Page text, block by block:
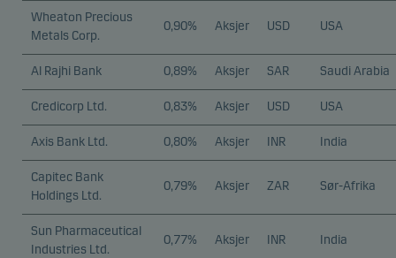
Wheaton Precious
Metals Corp.
0,90% Aksjer USD USA
Al Rajhi Bank 0,89% Aksjer SAR Saudi Arabia
Credicorp Ltd. 0,83% Aksjer USD USA
Axis Bank Ltd. 0,80% Aksjer INR India
Capitec Bank
Holdings Ltd.
0,79% Aksjer ZAR Sør-Afrika
Sun Pharmaceutical
Industries Ltd.
0,77% Aksjer INR India